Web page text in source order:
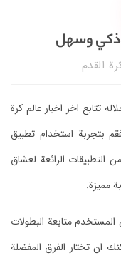
ذكي وسهل
القدم
تتابع اخر اخبار عالم كرة
فقم بتجربة استخدام تطبيق
التطبيقات الرائعة لعشاق
مميزة.
متابعة البطولات
ان تختار الفرق المفضلة